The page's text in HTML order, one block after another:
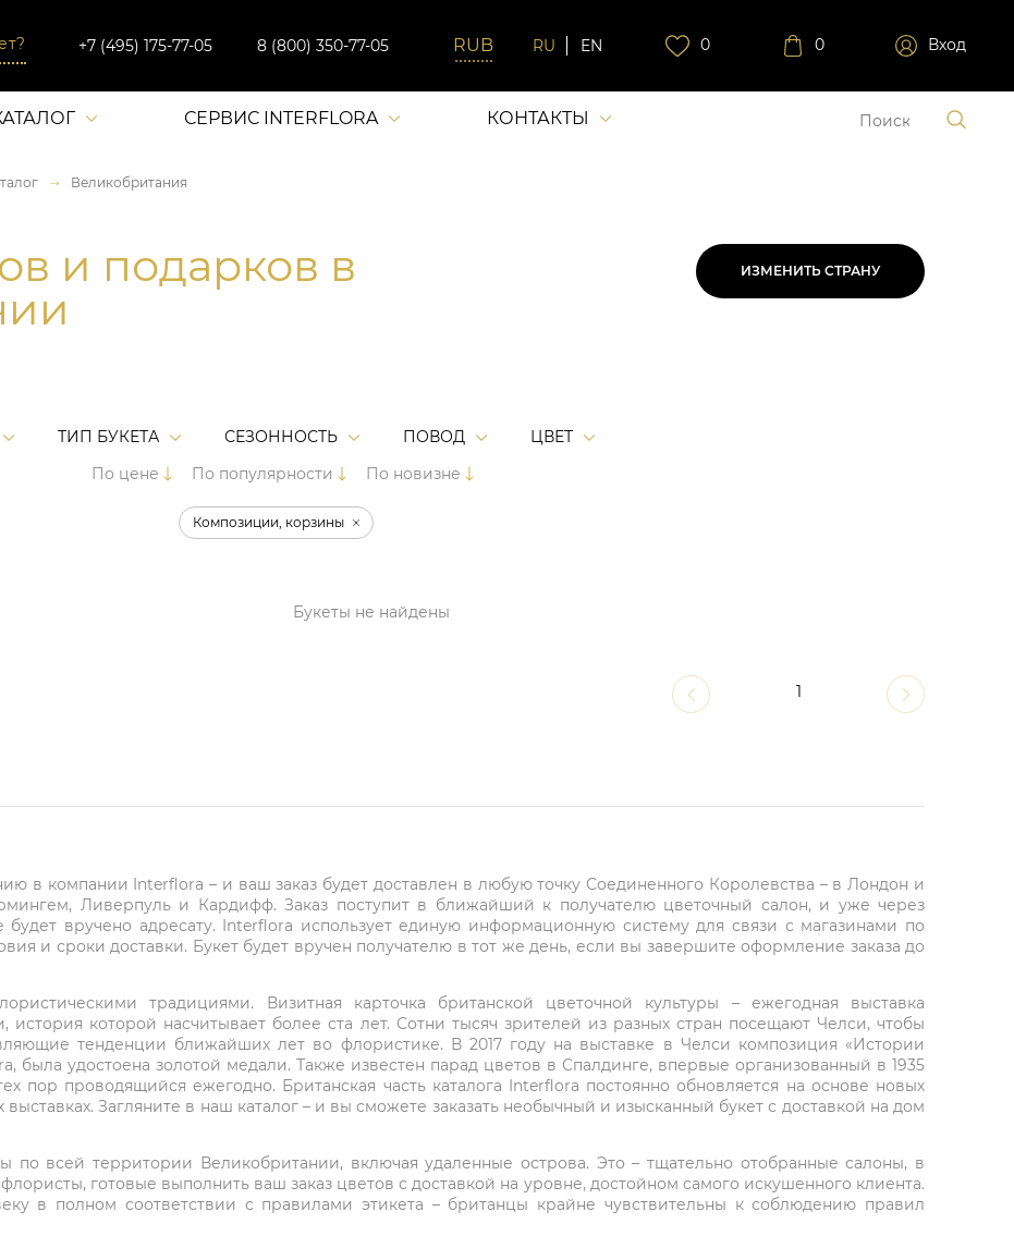
+7 (495) 175-77-05 8 (800) 350-77-05 RU EN 0 0 Вход
СЕРВИС INTERFLORA КОНТАКТЫ
Великобритания
и подарков в
ИЗМЕНИТЬ СТРАНУ
ТИП БУКЕТА СЕЗОННОСТЬ ПОВОД
ЦВЕТ
По цене
По популярности По новизне
Композиции, корзины
Букеты не найдены
1
в компании Interflora – и ваш заказ будет доставлен в любую точку Соединенного Королевства – в Лондон и
Ливерпуль и Кардифф. Заказ поступит в ближайший к получателю цветочный салон, и уже через
будет вручено адресату. Interflora использует единую информационную систему для связи с магазинами по
и сроки доставки. Букет будет вручен получателю в тот же день, если вы завершите оформление заказа до
традициями. Визитная карточка британской цветочной культуры – ежегодная выставка
история которой насчитывает более ста лет. Сотни тысяч зрителей из разных стран посещают Челси, чтобы
тенденции ближайших лет во флористике. В 2017 году на выставке в Челси композиция «Истории
была удостоена золотой медали. Также известен парад цветов в Спалдинге, впервые организованный в 1935
пор проводящийся ежегодно. Британская часть каталога Interflora постоянно обновляется на основе новых
Загляните в наш каталог – и вы сможете заказать необычный и изысканный букет с доставкой на дом
по всей территории Великобритании, включая удаленные острова. Это – тщательно отобранные салоны, в
готовые выполнить ваш заказ цветов с доставкой на уровне, достойном самого искушенного клиента.
в полном соответствии с правилами этикета – британцы крайне чувствительны к соблюдению правил